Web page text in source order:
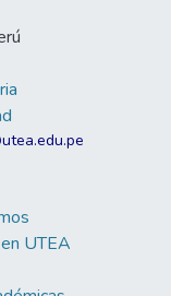
UTEA